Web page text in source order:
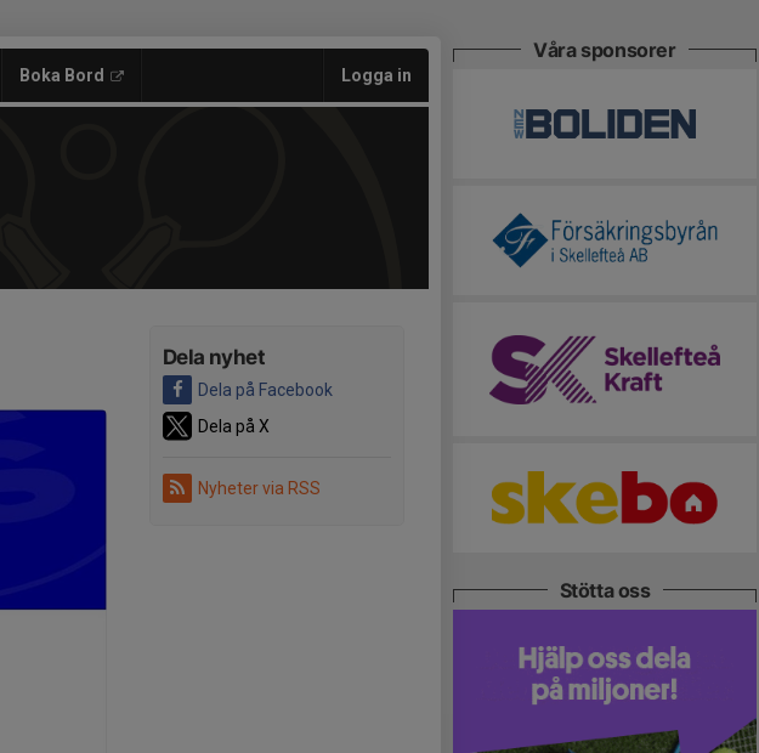
Boka Bord Logga in
Dela nyhet
Dela på Facebook
Dela på X
Nyheter via RSS
Våra sponsorer
Stötta oss